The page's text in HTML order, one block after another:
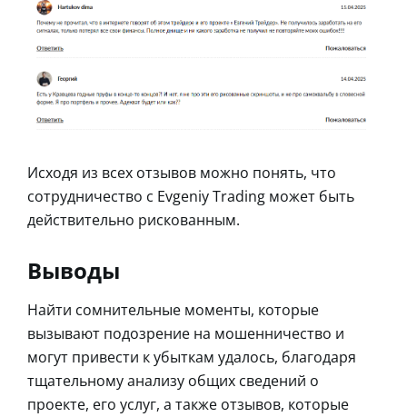
Исходя из всех отзывов можно понять, что
сотрудничество с Evgeniy Trading может быть
действительно рискованным.
Выводы
Найти сомнительные моменты, которые
вызывают подозрение на мошенничество и
могут привести к убыткам удалось, благодаря
тщательному анализу общих сведений о
проекте, его услуг, а также отзывов, которые